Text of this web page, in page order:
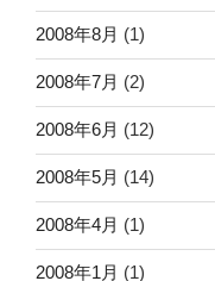
2008年8月 (1)
2008年7月 (2)
2008年6月 (12)
2008年5月 (14)
2008年4月 (1)
2008年1月 (1)